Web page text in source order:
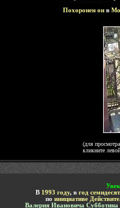
Похоронен он в
(для
кликните
В 1993 году, в год
по инициативе
Валерия Ивановича Субботина